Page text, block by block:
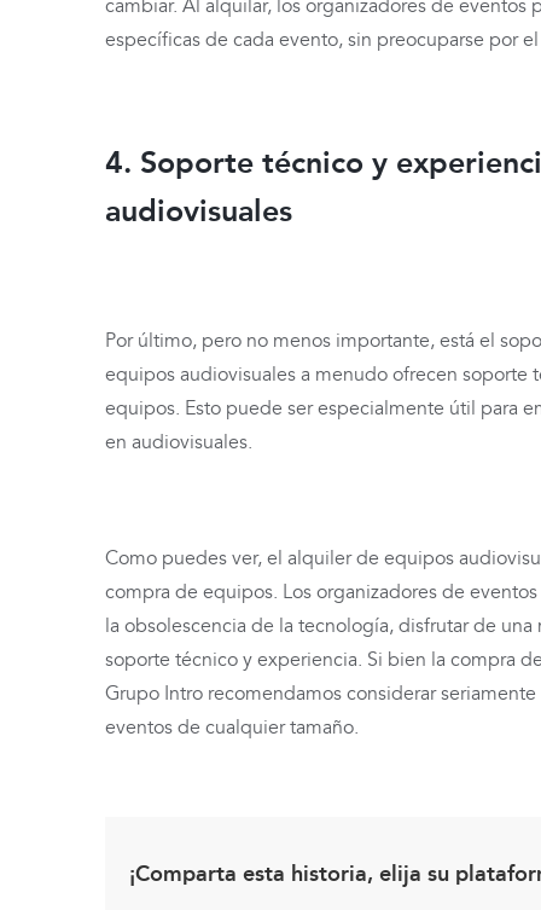
cambiar. Al alquilar, los organizadores de
específicas de cada evento, sin preocuparse por
4. Soporte técnico y
audiovisuales
Por último, pero no menos importante, está el
equipos audiovisuales a menudo ofrecen soporte
equipos. Esto puede ser especialmente útil para
en audiovisuales.
Como puedes ver, el alquiler de equipos
compra de equipos. Los organizadores de
la obsolescencia de la tecnología, disfrutar de
soporte técnico y experiencia. Si bien la compra
Grupo Intro recomendamos considerar
eventos de cualquier tamaño.
¡Comparta esta historia, elija su